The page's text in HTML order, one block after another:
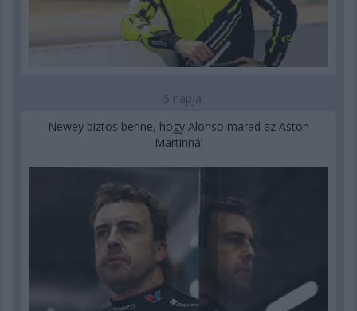
5 napja
Newey biztos benne, hogy Alonso marad az Aston
Martinnál